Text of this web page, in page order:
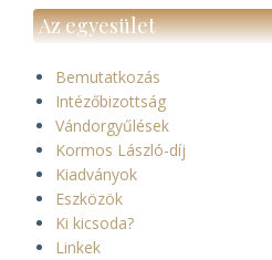
Az egyesület
Bemutatkozás
Intézőbizottság
Vándorgyűlések
Kormos László-díj
Kiadványok
Eszközök
Ki kicsoda?
Linkek